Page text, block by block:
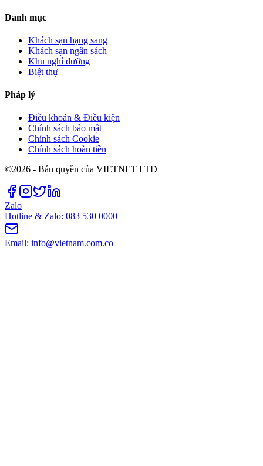
Danh mục
Khách sạn hạng sang
Khách sạn ngân sách
Khu nghỉ dưỡng
Biệt thự
Pháp lý
Điều khoản & Điều kiện
Chính sách bảo mật
Chính sách Cookie
Chính sách hoàn tiền
©2026 - Bản quyền của VIETNET LTD
Zalo
Hotline & Zalo: 083 530 0000
Email: info@vietnam.com.co